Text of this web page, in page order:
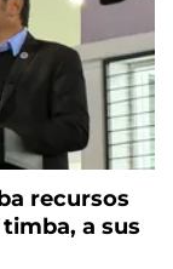
recursos
a sus